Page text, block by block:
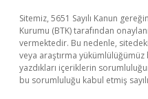
Sitemiz, 5651 Sayılı Kanun
Kurumu (BTK) tarafından
vermektedir. Bu nedenle,
veya araştırma
yazdıkları içeriklerin
bu sorumluluğu kabul etmiş